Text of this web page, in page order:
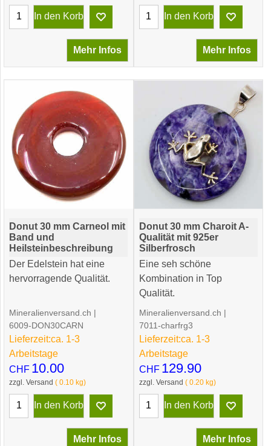
In den Korb
Mehr Infos
In den Korb
Mehr Infos
Donut 30 mm Carneol mit
Band und
Heilsteinbeschreibung
Der Edelstein hat eine
hervorragende Qualität.
CHF 10.00
zzgl. Versand 0.10 kg
Mineralienversand.ch
6009-DON30CARN
Lieferzeit:ca. 1-3
Arbeitstage
In den Korb
Mehr Infos
Donut 30 mm Charoit A-
Qualität mit 925er
Silberfrosch
Eine seh schöne
Kombination in Top
Qualität.
CHF 129.90
zzgl. Versand 0.20kg
Mineralienversand.ch
7011-charfrg3
Lieferzeit:ca. 1-3
Arbeitstage
In den Korb
Mehr Infos